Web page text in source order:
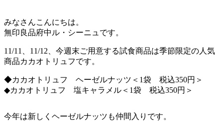
みなさんこんにちは。
無印良品府中ル・シーニュです。
11/11、11/12、今週末ご用意する試食商品は季節限定の人気
商品カカオトリュフです。
◆カカオトリュフ ヘーゼルナッツ＜1袋 税込350円＞
◆カカオトリュフ 塩キャラメル＜1袋 税込350円＞
今年は新しくヘーゼルナッツも仲間入りです。